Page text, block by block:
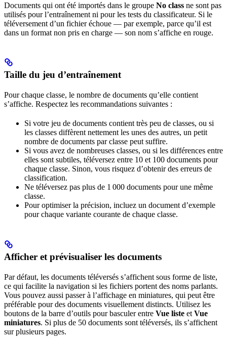
Documents qui ont été importés dans le groupe No class ne sont pas
utilisés pour l’entraînement ni pour les tests du classificateur. Si le
téléversement d’un fichier échoue — par exemple, parce qu’il est
dans un format non pris en charge — son nom s’affiche en rouge.
Taille du jeu d’entraînement
Pour chaque classe, le nombre de documents qu’elle contient
s’affiche. Respectez les recommandations suivantes :
Si votre jeu de documents contient très peu de classes, ou si
les classes diffèrent nettement les unes des autres, un petit
nombre de documents par classe peut suffire.
Si vous avez de nombreuses classes, ou si les différences entre
elles sont subtiles, téléversez entre 10 et 100 documents pour
chaque classe. Sinon, vous risquez d’obtenir des erreurs de
classification.
Ne téléversez pas plus de 1 000 documents pour une même
classe.
Pour optimiser la précision, incluez un document d’exemple
pour chaque variante courante de chaque classe.
Afficher et prévisualiser les documents
Par défaut, les documents téléversés s’affichent sous forme de liste,
ce qui facilite la navigation si les fichiers portent des noms parlants.
Vous pouvez aussi passer à l’affichage en miniatures, qui peut être
préférable pour des documents visuellement distincts. Utilisez les
boutons de la barre d’outils pour basculer entre Vue liste et Vue
miniatures. Si plus de 50 documents sont téléversés, ils s’affichent
sur plusieurs pages.